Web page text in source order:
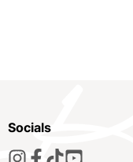
Socials